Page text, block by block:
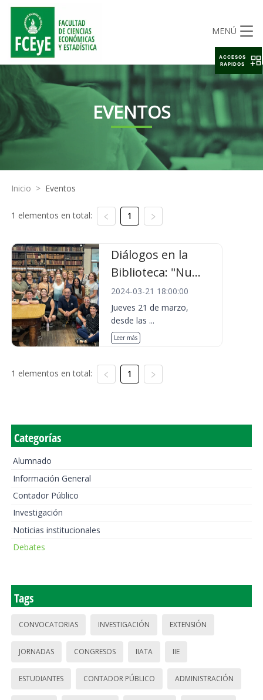
MENÚ
EVENTOS
Inicio > Eventos
1 elementos en total: 1
Diálogos en la
Biblioteca: "Nu...
2024-03-21 18:00:00
Jueves 21 de marzo,
desde las ...
Leer más
1 elementos en total: 1
Categorías
Alumnado
Información General
Contador Público
Investigación
Noticias institucionales
Debates
Tags
CONVOCATORIAS INVESTIGACIÓN EXTENSIÓN
JORNADAS CONGRESOS IIATA IIE
ESTUDIANTES CONTADOR PÚBLICO ADMINISTRACIÓN
ACCESOS
RAPIDOS